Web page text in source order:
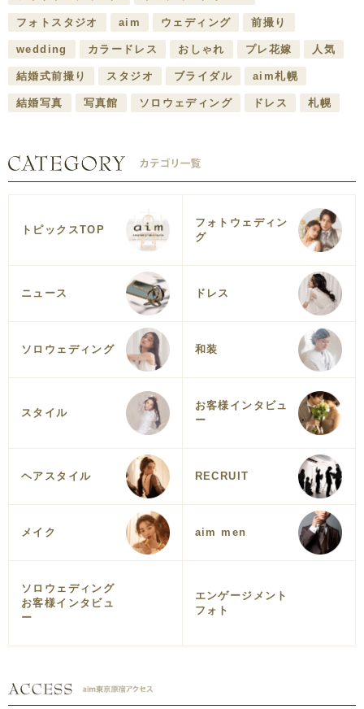
フォトスタジオ aim ウェディング 前撮り
wedding カラードレス おしゃれ プレ花嫁 人気
結婚式前撮り スタジオ ブライダル aim札幌
結婚写真 写真館 ソロウェディング ドレス 札幌
トピックスTOP
フォトウェディン
グ
ニュース ドレス
ソロウェディング 和装
スタイル
お客様インタビュ
ー
ヘアスタイル RECRUIT
メイク aim men
ソロウェディング
お客様インタビュ
ー
エンゲージメント
フォト